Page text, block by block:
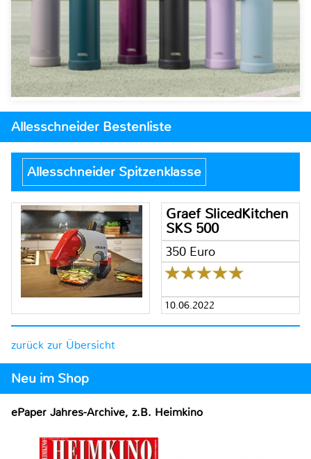
Allesschneider Bestenliste
Allesschneider Spitzenklasse
Graef SlicedKitchen
SKS 500
350 Euro
10.06.2022
zurück zur Übersicht
Neu im Shop
ePaper Jahres-Archive, z.B. Heimkino